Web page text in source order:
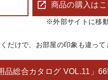
商品の購入はこ
※外部サイトに移
だけで、お部屋の印象も違って
品総合カタログ VOL.11」